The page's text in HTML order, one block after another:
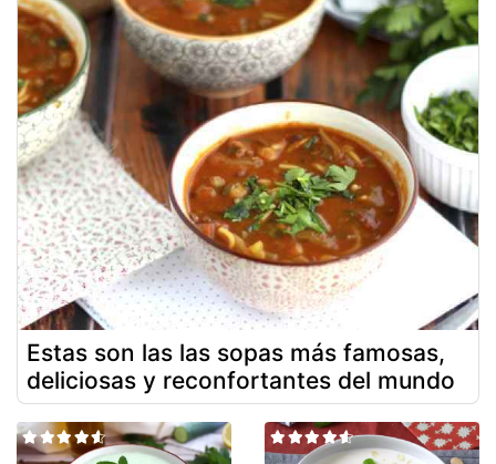
Estas son las las sopas más famosas,
deliciosas y reconfortantes del mundo